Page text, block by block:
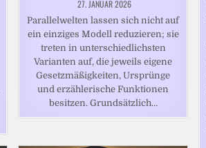
27. JANUAR 2026
Parallelwelten lassen sich nicht auf
ein einziges Modell reduzieren; sie
treten in unterschiedlichsten
Varianten auf, die jeweils eigene
Gesetzmäßigkeiten, Ursprünge
und erzählerische Funktionen
besitzen. Grundsätzlich…